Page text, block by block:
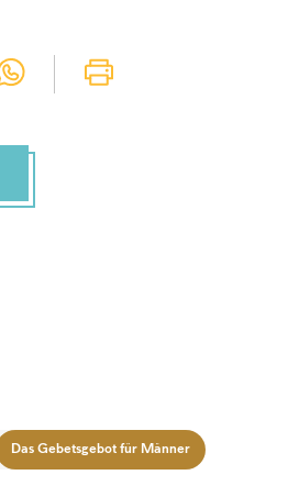
Das Gebetsgebot für Männer